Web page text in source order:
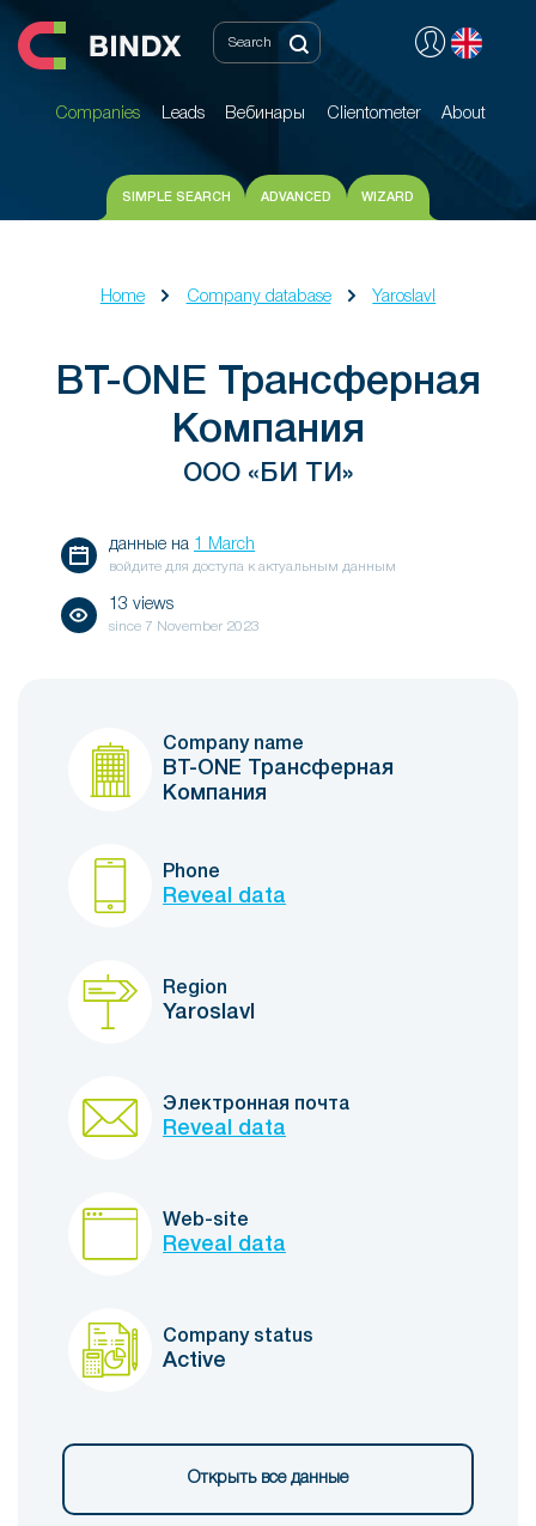
Companies Leads Вебинары Clientometer About
Companies Leads Вебинары Clientometer About
SIMPLE SEARCH ADVANCED WIZARD
Home Company database Yaroslavl
BT-ONE Трансферная
Компания
ООО «БИ ТИ»
данные на 1 March
войдите для доступа к актуальным данным
13 views
since 7 November 2023
Company name
BT-ONE Трансферная
Компания
Phone
Reveal data
Region
Yaroslavl
Электронная почта
Reveal data
Web-site
Reveal data
Company status
Active
Открыть все данные